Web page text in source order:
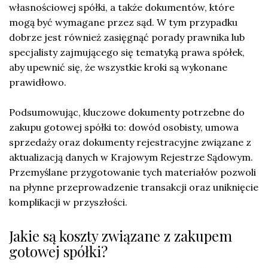
własnościowej spółki, a także dokumentów, które
mogą być wymagane przez sąd. W tym przypadku
dobrze jest również zasięgnąć porady prawnika lub
specjalisty zajmującego się tematyką prawa spółek,
aby upewnić się, że wszystkie kroki są wykonane
prawidłowo.
Podsumowując, kluczowe dokumenty potrzebne do
zakupu gotowej spółki to: dowód osobisty, umowa
sprzedaży oraz dokumenty rejestracyjne związane z
aktualizacją danych w Krajowym Rejestrze Sądowym.
Przemyślane przygotowanie tych materiałów pozwoli
na płynne przeprowadzenie transakcji oraz uniknięcie
komplikacji w przyszłości.
Jakie są koszty związane z zakupem
gotowej spółki?